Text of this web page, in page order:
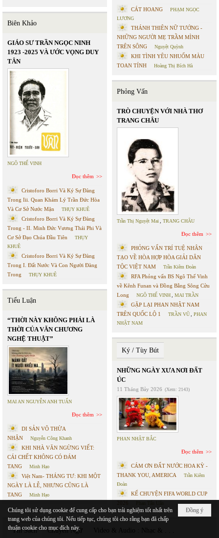
Biên Khảo
GIÁO SƯ TRẦN NGỌC NINH
1923 -2025 VÀ ƯỚC VỌNG DUY
TÂN
NGÔ THẾ VINH
Đọc thêm
Cristoforo Borri Và Ký Sự Đàng
Trong Iii. Quan Khám Lý Trần Đức Hòa
Và Cơ Sở Nước Mặn
THỤY KHUÊ
Cristoforo Borri Và Ký Sự Đàng
Trong - II. Minh Đức Vương Thái Phi Và
Cơ Sở Đạo Chúa Đầu Tiên
THỤY
KHUÊ
Cristoforo Borri Và Ký Sự Đàng
Trong I. Đất Nước Và Con Người Đàng
Trong
THỤY KHUÊ
Tiểu Luận
“THỜI NÀY KHÔNG PHẢI LÀ
THỜI CỦA VĂN CHƯƠNG
NGHỆ THUẬT”
MAI AN NGUYỄN ANH TUẤN
Đọc thêm
DI SẢN VÔ THỪA
NHẬN
Nguyễn Công Khanh
KHI NHÀ VĂN NGỪNG VIẾT:
CÁI CHẾT KHÔNG CÓ ĐÁM
TANG
Minh Hạo
Việt Nam- THÁNG TƯ: KHI MỘT
NGÀY LÀ LỄ, NHƯNG CŨNG LÀ
TANG
Minh Hạo
CÁT HOANG
PHẠM NGỌC
LƯƠNG
THÁNH THIÊN NỮ TƯỚNG -
NHỮNG NGƯỜI MẸ TRẦM MÌNH
TRÊN SÔNG
Nguyệt Quỳnh
KHI TÌNH YÊU NHUỐM MÀU
TOAN TÍNH
Hoàng Thị Bích Hà
Phỏng Vấn
TRÒ CHUYỆN VỚI NHÀ THƠ
TRANG CHÂU
Trần Thị Nguyệt Mai TRANG CHÂU
Đọc thêm
PHỎNG VẤN TRÍ TUỆ NHÂN
TẠO VỀ HÒA HỢP HÒA GIẢI DÂN
TỘC VIỆT NAM
Trần Kiêm Đoàn
RFA Phỏng vấn BS Ngô Thế Vinh
về Kênh Funan và Đồng Bằng Sông Cửu
Long
NGÔ THẾ VINH MAI TRẦN
GẶP LẠI PHAN NHẬT NAM
TRÊN QUỐC LỘ 1
TRẦN VŨ
PHAN
NHẬT NAM
Ký / Tùy Bút
NHỮNG NGÀY XƯA NƠI ĐẤT
ÚC
11 Tháng Bảy 2026 (Xem: 2143)
PHAN NHẬT BẮC
Đọc thêm
CÁM ƠN ĐẤT NƯỚC HOA KỲ -
THANK YOU, AMERICA
Trần Kiêm
Đoàn
KỂ CHUYỆN FIFA WORLD CUP
Tin Sách Chuyển Ngữ
Đồng ý
Chúng tôi sử dụng cookie để cung cấp cho bạn trải nghiệm tốt nhất trên
trang web của chúng tôi. Nếu tiếp tục, chúng tôi cho rằng bạn đã chấp
thuận cookie cho mục đích này.